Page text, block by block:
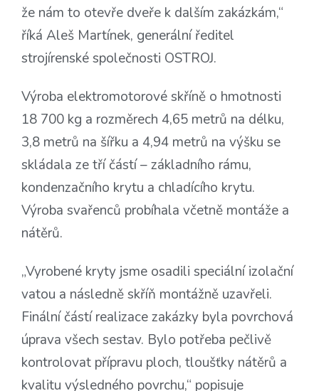
že nám to otevře dveře k dalším zakázkám,“
říká Aleš Martínek, generální ředitel
strojírenské společnosti OSTROJ.
Výroba elektromotorové skříně o hmotnosti
18 700 kg a rozměrech 4,65 metrů na délku,
3,8 metrů na šířku a 4,94 metrů na výšku se
skládala ze tří částí – základního rámu,
kondenzačního krytu a chladícího krytu.
Výroba svařenců probíhala včetně montáže a
nátěrů.
„Vyrobené kryty jsme osadili speciální izolační
vatou a následně skříň montážně uzavřeli.
Finální částí realizace zakázky byla povrchová
úprava všech sestav. Bylo potřeba pečlivě
kontrolovat přípravu ploch, tloušťky nátěrů a
kvalitu výsledného povrchu,“ popisuje